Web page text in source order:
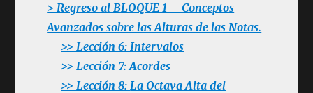
> Regreso al BLOQUE 1 – Conceptos
Avanzados sobre las Alturas de las Notas.
>> Lección 6: Intervalos
>> Lección 7: Acordes
>> Lección 8:La Octava Alta del